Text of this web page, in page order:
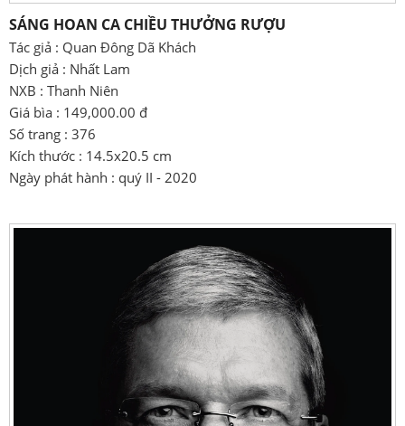
SÁNG HOAN CA CHIỀU THƯỞNG RƯỢU
Tác giả : Quan Đông Dã Khách
Dịch giả : Nhất Lam
NXB : Thanh Niên
Giá bìa : 149,000.00 đ
Số trang : 376
Kích thước : 14.5x20.5 cm
Ngày phát hành : quý II - 2020